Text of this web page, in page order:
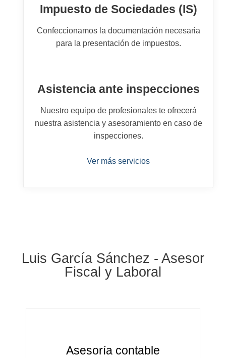
Impuesto de Sociedades (IS)
Confeccionamos la documentación necesaria
para la presentación de impuestos.
Asistencia ante inspecciones
Nuestro equipo de profesionales te ofrecerá
nuestra asistencia y asesoramiento en caso de
inspecciones.
Ver más servicios
Luis García Sánchez - Asesor
Fiscal y Laboral
Asesoría contable